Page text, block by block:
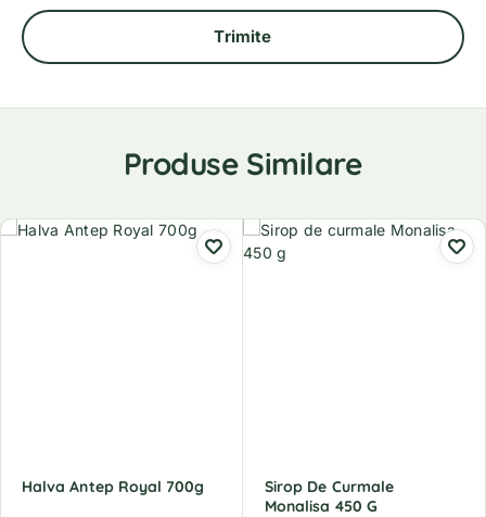
Produse Similare
Halva Antep Royal 700g
Sirop De Curmale
Monalisa 450 G